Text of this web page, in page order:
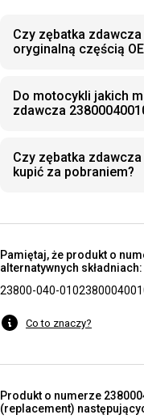
Czy zębatka
oryginalną częścią
Do motocykli jakich
zdawcza
Czy zębatka
kupić za pobraniem?
Pamiętaj, że produkt o
alternatywnych składniach:
23800-040-010
Co to znaczy?
Produkt o numerze
(replacement)